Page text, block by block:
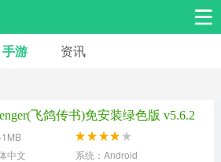
手游 资讯
飞鸽传书)免安装绿色版 v5.6.2
中文
系统：Android